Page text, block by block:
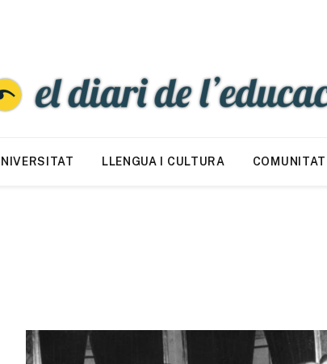
LLENGUA I CULTURA COMUNITAT